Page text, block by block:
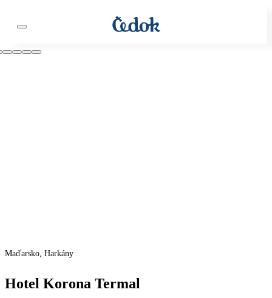
Maďarsko, Harkány
Hotel Korona Termal